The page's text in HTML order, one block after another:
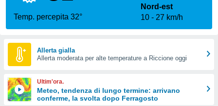
per
le
di
Web
le
Temp. percepita 32°
Nord-est
10
27 km/h
Allerta gialla
Allerta moderata per alte temperature a Riccione oggi
Ultim'ora.
Meteo, tendenza di lungo termine: arrivano
conferme, la svolta dopo Ferragosto